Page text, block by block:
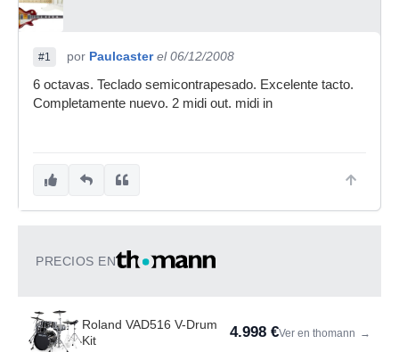
#1 por Paulcaster el 06/12/2008
6 octavas. Teclado semicontrapesado. Excelente tacto.
Completamente nuevo. 2 midi out. midi in
PRECIOS EN
Roland VAD516 V-Drum
Kit
4.998 €Ver en thomann →